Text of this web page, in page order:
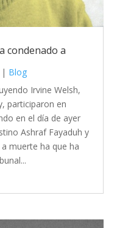
condenado a
| Blog
Irvine Welsh,
participaron en
en el día de ayer
Ashraf Fayaduh y
muerte ha que ha